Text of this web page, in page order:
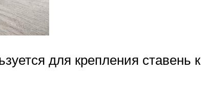
для крепления ставень к